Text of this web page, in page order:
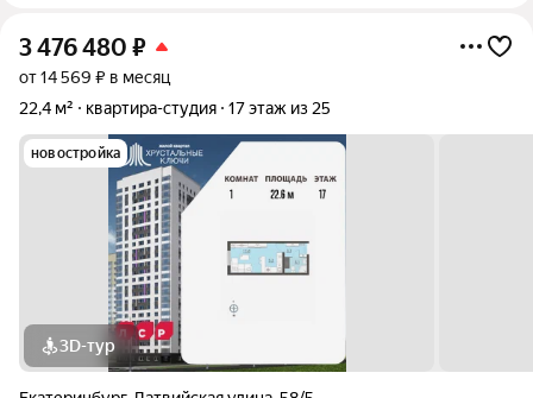
3 476 480 ₽
от 14 569 ₽ в месяц
22,4 м²
квартира-студия 17 этаж из 25
новостройка
3D-тур